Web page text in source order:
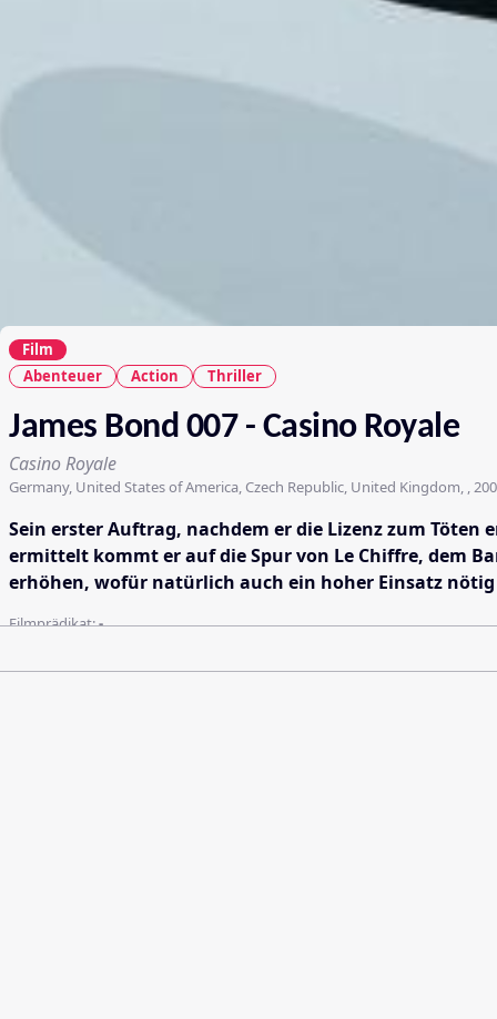
Film
Abenteuer
Action Thriller
James Bond 007 - Casino Royale
Casino Royale
Germany, United States of America, Czech Republic, United Kingdom, ,
Sein erster Auftrag, nachdem er die Lizenz zum
ermittelt kommt er auf die Spur von Le Chiffre, dem
erhöhen, wofür natürlich auch ein hoher Einsatz
Filmprädikat:-